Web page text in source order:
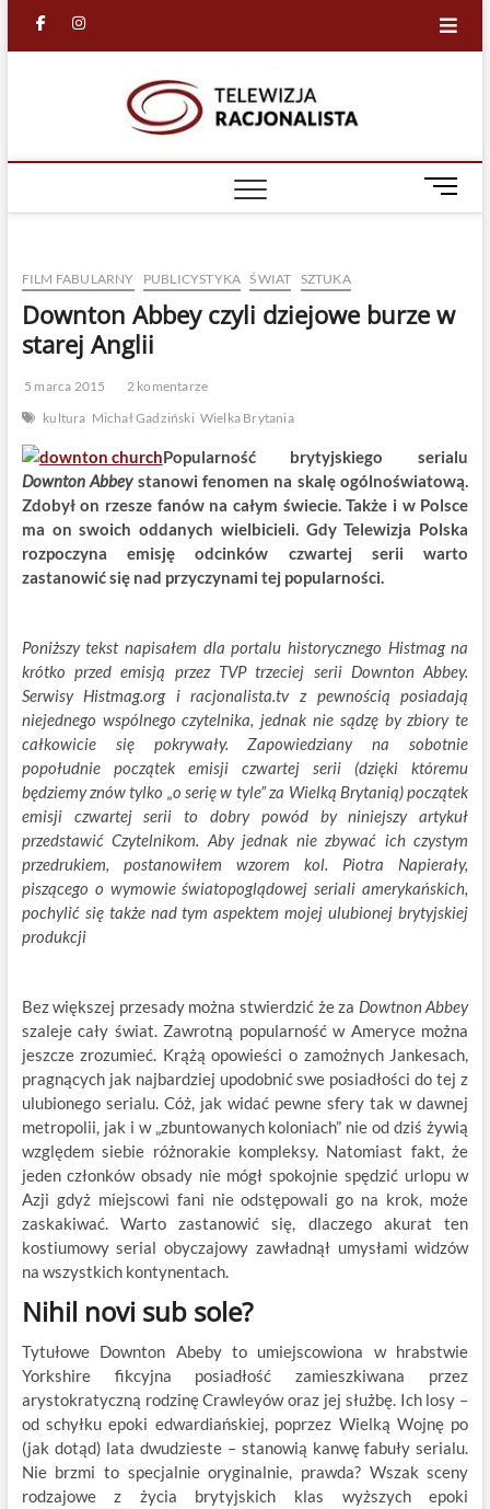
facebook
in
M
e
u
FILM FABULARNY PUBLICYSTYKA ŚWIAT SZTUKA
Downton Abbey czyli dziejowe burze w
starej Anglii
5 marca 2015
2 komentarze
kultura Michał Gadziński Wielka Brytania
Popularność brytyjskiego serialu
Downton Abbeystanowi fenomen na skalę ogólnoświatową.
Zdobył on rzesze fanów na całym świecie. Także i w Polsce
ma on swoich oddanych wielbicieli. Gdy Telewizja Polska
rozpoczyna emisję odcinków czwartej serii warto
zastanowić się nad przyczynami tej popularności.
Poniższy tekst napisałem dla portalu historycznego Histmag na
krótko przed emisją przez TVP trzeciej serii Downton Abbey.
Serwisy Histmag.org i racjonalista.tv z pewnością posiadają
niejednego wspólnego czytelnika, jednak nie sądzę by zbiory te
całkowicie się pokrywały. Zapowiedziany na sobotnie
popołudnie początek emisji czwartej serii (dzięki któremu
będziemy znów tylko „o serię w tyle” za Wielką Brytanią) początek
emisji czwartej serii to dobry powód by niniejszy artykuł
przedstawić Czytelnikom. Aby jednak nie zbywać ich czystym
przedrukiem, postanowiłem wzorem kol. Piotra Napierały,
piszącego o wymowie światopoglądowej seriali amerykańskich,
pochylić się także nad tym aspektem mojej ulubionej brytyjskiej
produkcji
Bez większej przesady można stwierdzić że za Dowtnon Abbey
szaleje cały świat. Zawrotną popularność w Ameryce można
jeszcze zrozumieć. Krążą opowieści o zamożnych Jankesach,
pragnących jak najbardziej upodobnić swe posiadłości do tej z
ulubionego serialu. Cóż, jak widać pewne sfery tak w dawnej
metropolii, jak i w „zbuntowanych koloniach” nie od dziś żywią
względem siebie różnorakie kompleksy. Natomiast fakt, że
jeden członków obsady nie mógł spokojnie spędzić urlopu w
Azji gdyż miejscowi fani nie odstępowali go na krok, może
zaskakiwać. Warto zastanowić się, dlaczego akurat ten
kostiumowy serial obyczajowy zawładnął umysłami widzów
na wszystkich kontynentach.
Nihil novi sub sole?
Tytułowe Downton Abeby to umiejscowiona w hrabstwie
Yorkshire fikcyjna posiadłość zamieszkiwana przez
arystokratyczną rodzinę Crawleyów oraz jej służbę. Ich losy –
od schyłku epoki edwardiańskiej, poprzez Wielką Wojnę po
(jak dotąd) lata dwudzieste – stanowią kanwę fabuły serialu.
Nie brzmi to specjalnie oryginalnie, prawda? Wszak sceny
rodzajowe z życia brytyjskich klas wyższych epoki